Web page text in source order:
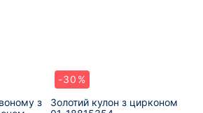
з
-30%
Золотий кулон з цирконом